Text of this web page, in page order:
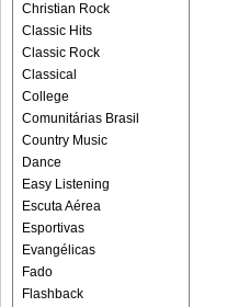
Christian Rock
Classic Hits
Classic Rock
Classical
College
Comunitárias Brasil
Country Music
Dance
Easy Listening
Escuta Aérea
Esportivas
Evangélicas
Fado
Flashback